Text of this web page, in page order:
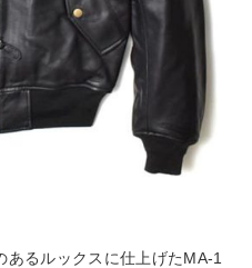
るルックスに仕上げたMA-1